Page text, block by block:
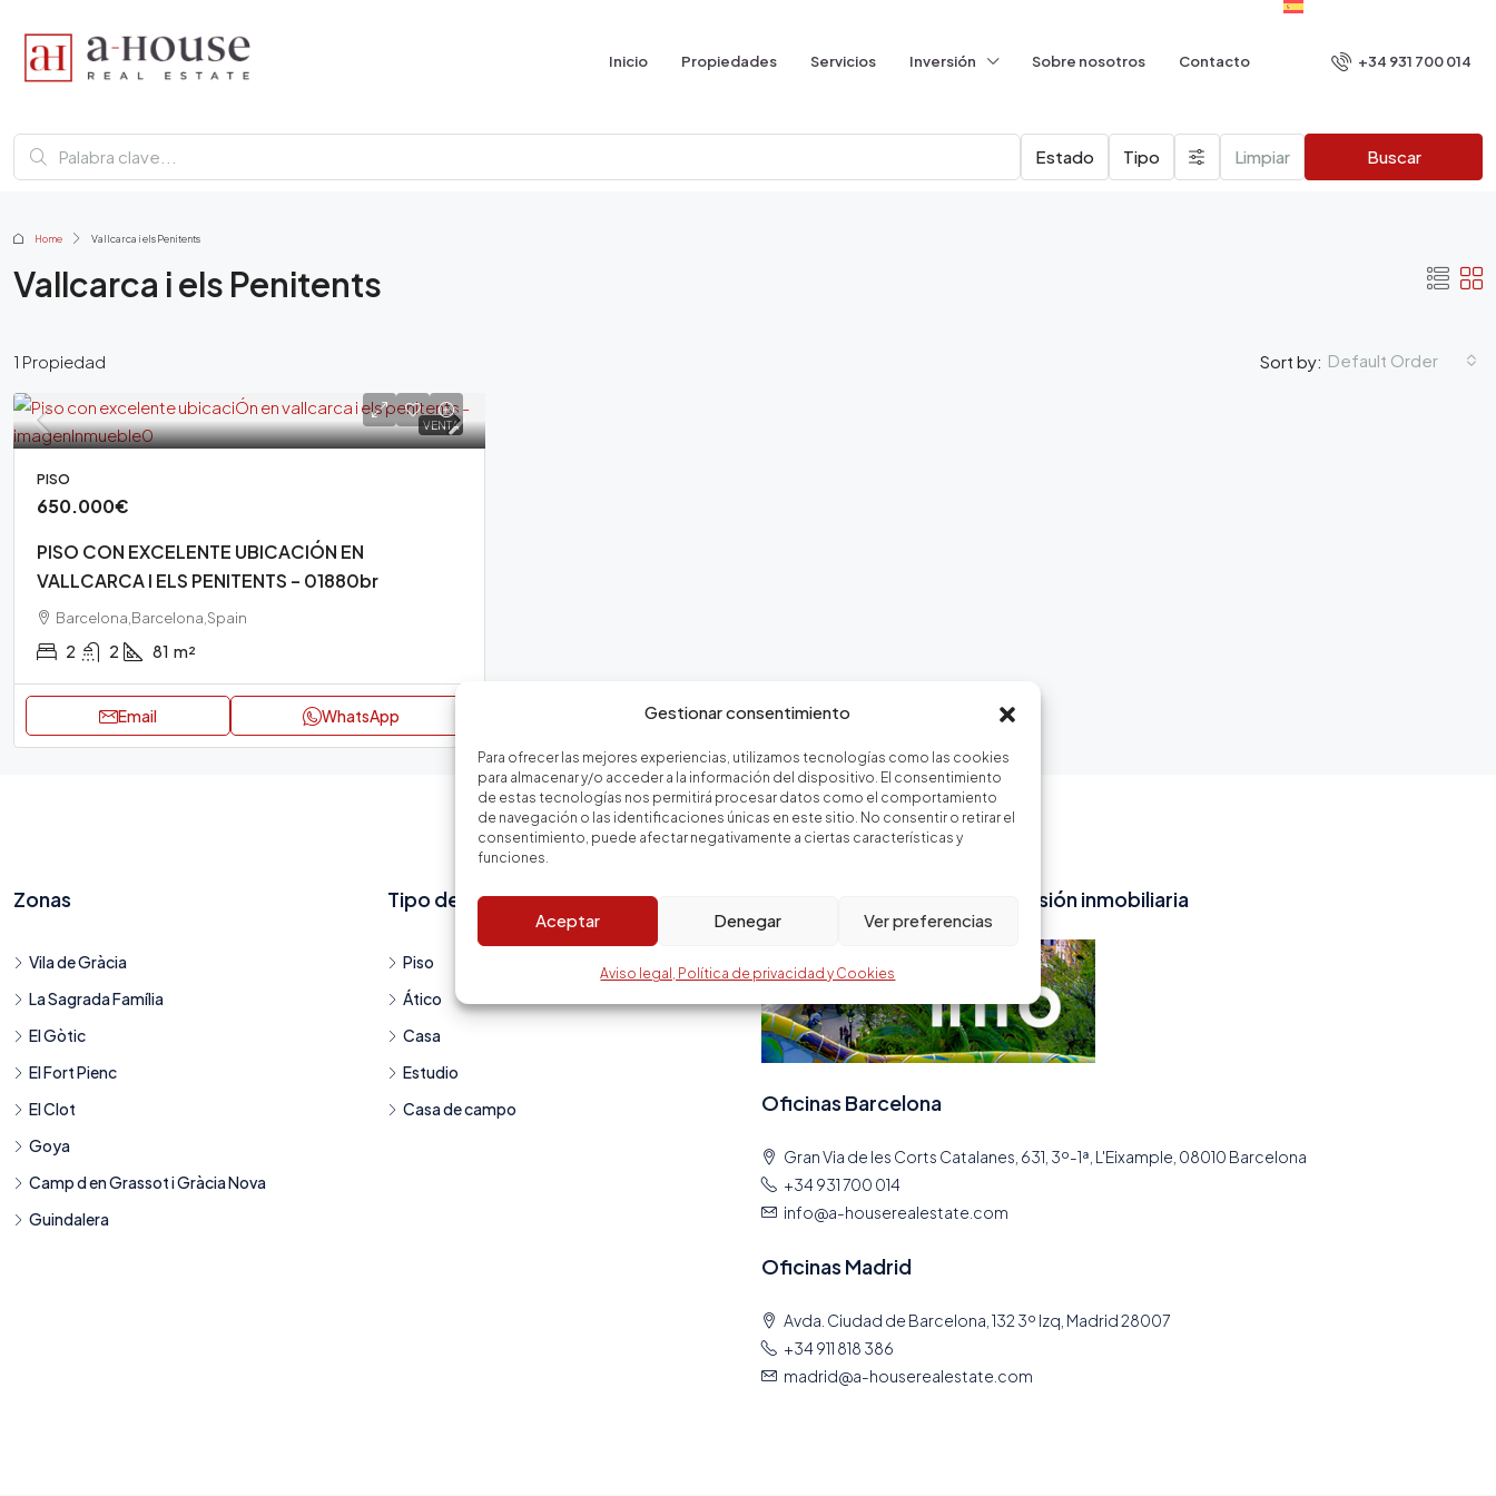
Gestionar consentimiento
Para ofrecer las mejores experiencias, utilizamos tecnologías como las cookies
para almacenar y/o acceder a la información del dispositivo. El consentimiento
de estas tecnologías nos permitirá procesar datos como el comportamiento
de navegación o las identificaciones únicas en este sitio. No consentir o retirar el
consentimiento, puede afectar negativamente a ciertas características y
funciones.
Aceptar Denegar Ver preferencias
Aviso legal, Política de privacidad y Cookies
Inicio Propiedades Servicios Inversión Sobre nosotros Contacto +34 931 700 014
Estado Tipo Limpiar Buscar
Home Vallcarca i els Penitents
Vallcarca i els Penitents
1 Propiedad Sort by: Default Order
VENTA
PISO
650.000€
PISO CON EXCELENTE UBICACIÓN EN
VALLCARCA I ELS PENITENTS – 01880br
Barcelona,Barcelona,Spain
2 2 81 m²
Email WhatsApp
Zonas
Vila de Gràcia
La Sagrada Família
El Gòtic
El Fort Pienc
El Clot
Goya
Camp d en Grassot i Gràcia Nova
Guindalera
Tipo de vivienda
Piso
Ático
Casa
Estudio
Casa de campo
Servicios inmobiliarios e inversión inmobiliaria
Oficinas Barcelona
Gran Via de les Corts Catalanes, 631, 3º-1ª, L'Eixample, 08010 Barcelona
+34 931 700 014
info@a-houserealestate.com
Oficinas Madrid
Avda. Ciudad de Barcelona, 132 3º Izq, Madrid 28007
+34 911 818 386
madrid@a-houserealestate.com